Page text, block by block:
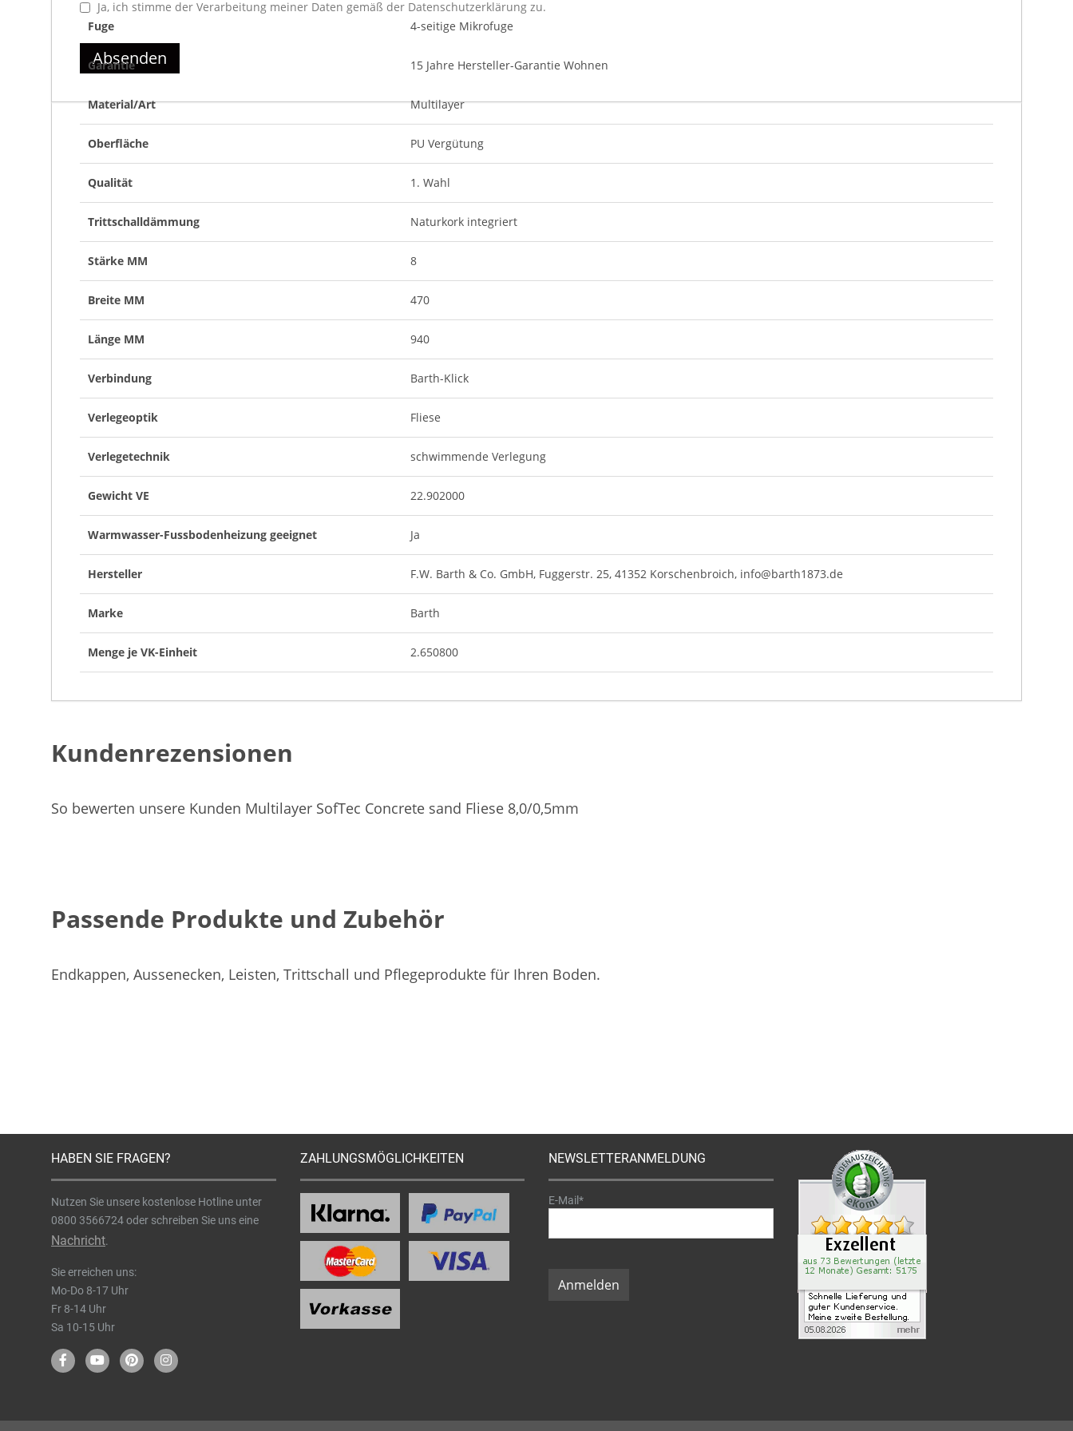
Fuge 4-seitige Mikrofuge
Garantie 15 Jahre Hersteller-Garantie Wohnen
Material/Art Multilayer
Oberfläche PU Vergütung
Qualität 1. Wahl
Trittschalldämmung Naturkork integriert
Stärke MM 8
Breite MM 470
Länge MM 940
Verbindung Barth-Klick
Verlegeoptik Fliese
Verlegetechnik schwimmende Verlegung
Gewicht VE 22.902000
Warmwasser-Fussbodenheizung geeignet Ja
Hersteller F.W. Barth & Co. GmbH, Fuggerstr. 25, 41352 Korschenbroich, info@barth1873.de
Marke Barth
Menge je VK-Einheit 2.650800
Ja, ich stimme der Verarbeitung meiner Daten gemäß der Datenschutzerklärungzu.
Absenden
Kundenrezensionen
So bewerten unsere Kunden Multilayer SofTec Concrete sand Fliese 8,0/0,5mm
Passende Produkte und Zubehör
Endkappen, Aussenecken, Leisten, Trittschall und Pflegeprodukte für Ihren Boden.
HABEN SIE FRAGEN?
Nutzen Sie unsere kostenlose Hotline unter
0800 3566724oder schreiben Sie uns eine
Nachricht.
Sie erreichen uns:
Mo-Do 8-17 Uhr
Fr 8-14 Uhr
Sa 10-15 Uhr
ZAHLUNGSMÖGLICHKEITEN NEWSLETTERANMELDUNG
E-Mail*
Anmelden